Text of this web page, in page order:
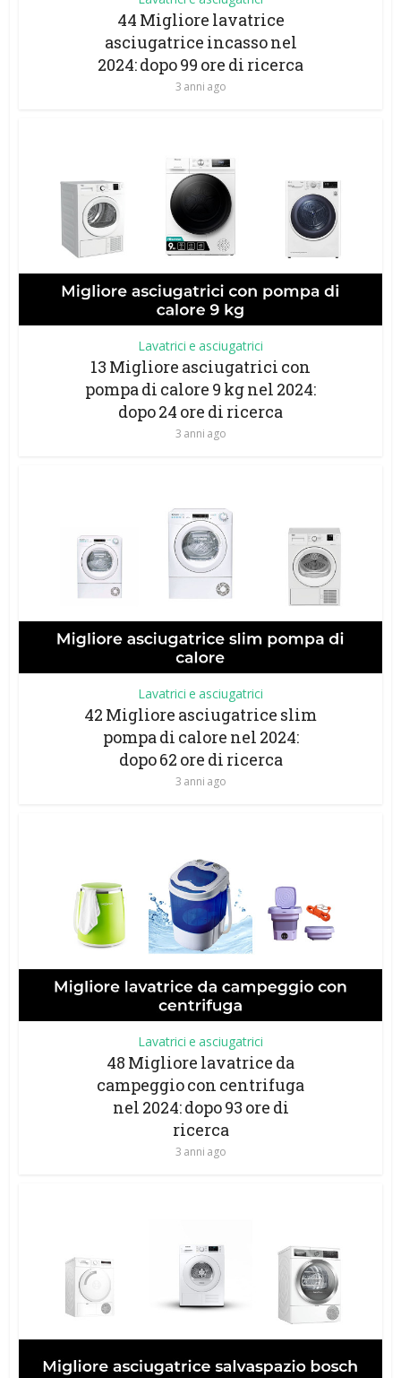
44 Migliore lavatrice
asciugatrice incasso nel
2024: dopo 99 ore di ricerca
3 anni ago
Lavatrici e asciugatrici
13 Migliore asciugatrici con
pompa di calore 9 kg nel 2024:
dopo 24 ore di ricerca
3 anni ago
Lavatrici e asciugatrici
42 Migliore asciugatrice slim
pompa di calore nel 2024:
dopo 62 ore di ricerca
3 anni ago
Lavatrici e asciugatrici
48 Migliore lavatrice da
campeggio con centrifuga
nel 2024: dopo 93 ore di
ricerca
3 anni ago